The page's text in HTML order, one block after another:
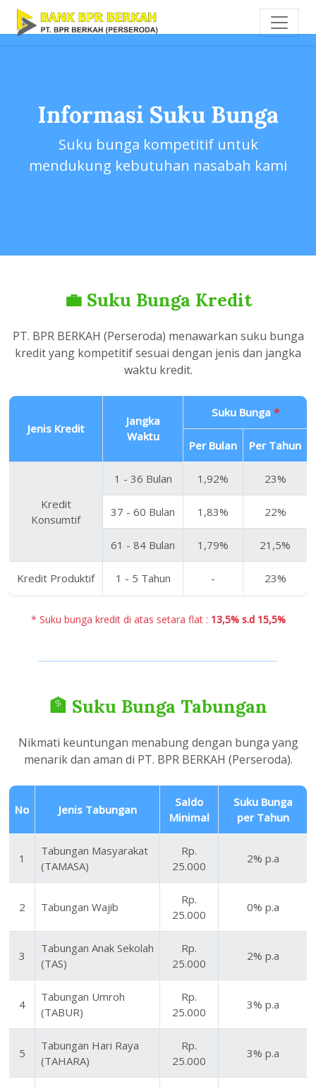
Informasi Suku Bunga
Suku bunga kompetitif untuk
mendukung kebutuhan nasabah kami
💼 Suku Bunga Kredit
PT. BPR BERKAH (Perseroda) menawarkan suku bunga
kredit yang kompetitif sesuai dengan jenis dan jangka
waktu kredit.
Jenis Kredit
Jangka
Waktu
Suku Bunga *
Per Bulan Per Tahun
Kredit
Konsumtif
1 - 36 Bulan 1,92% 23%
37 - 60 Bulan 1,83% 22%
61 - 84 Bulan 1,79% 21,5%
Kredit Produktif 1 - 5 Tahun - 23%
* Suku bunga kredit di atas setara flat : 13,5% s.d 15,5%
🏦 Suku Bunga Tabungan
Nikmati keuntungan menabung dengan bunga yang
menarik dan aman di PT. BPR BERKAH (Perseroda).
No Jenis Tabungan
Saldo
Minimal
Suku Bunga
per Tahun
1
Tabungan Masyarakat
(TAMASA)
Rp.
25.000
2% p.a
2 Tabungan Wajib
Rp.
25.000
0% p.a
3
Tabungan Anak Sekolah
(TAS)
Rp.
25.000
2% p.a
4
Tabungan Umroh
(TABUR)
Rp.
25.000
3% p.a
5
Tabungan Hari Raya
(TAHARA)
Rp.
25.000
3% p.a